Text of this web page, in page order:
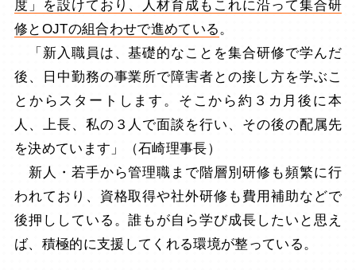
度」を設けており、人材育成もこれに沿って集合研
修とOJTの組合わせで進めている。
「新入職員は、基礎的なことを集合研修で学んだ
後、日中勤務の事業所で障害者との接し方を学ぶこ
とからスタートします。そこから約３カ月後に本
人、上長、私の３人で面談を行い、その後の配属先
を決めています」（石崎理事長）
新人・若手から管理職まで階層別研修も頻繁に行
われており、資格取得や社外研修も費用補助などで
後押ししている。誰もが自ら学び成長したいと思え
ば、積極的に支援してくれる環境が整っている。